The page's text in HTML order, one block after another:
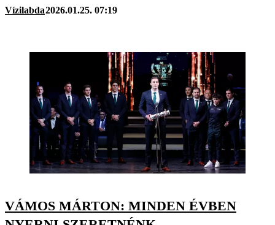
Vízilabda2026.01.25. 07:19
VÁMOS MÁRTON: MINDEN ÉVBEN